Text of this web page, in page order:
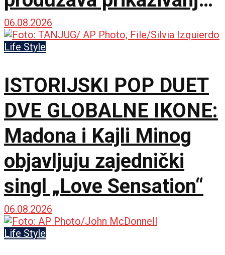
u IMAX dvorani
06.08.2026
Life Style
ISTORIJSKI POP DUET
DVE GLOBALNE IKONE:
Madona i Kajli Minog
objavljuju zajednički
singl „Love Sensation“
06.08.2026
Life Style